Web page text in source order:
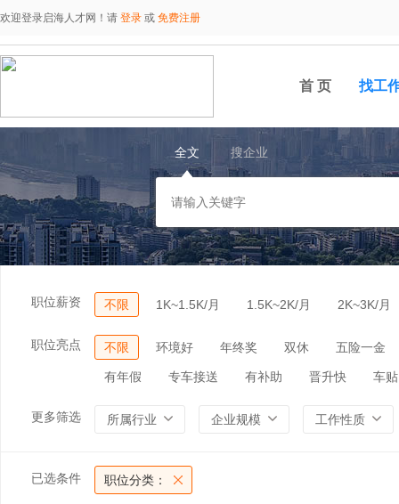
欢迎登录启海人才网！请 登录 或 免费注册
首 页 找工
全文 搜企业
职位薪资 不限 1K~1.5K/月 1.5K~2K/月 2K~3K/月
职位亮点 不限 环境好 年终奖 双休 五险一金
有年假 专车接送 有补助 晋升快 车贴
更多筛选 所属行业 企业规模 工作性质
已选条件 职位分类：